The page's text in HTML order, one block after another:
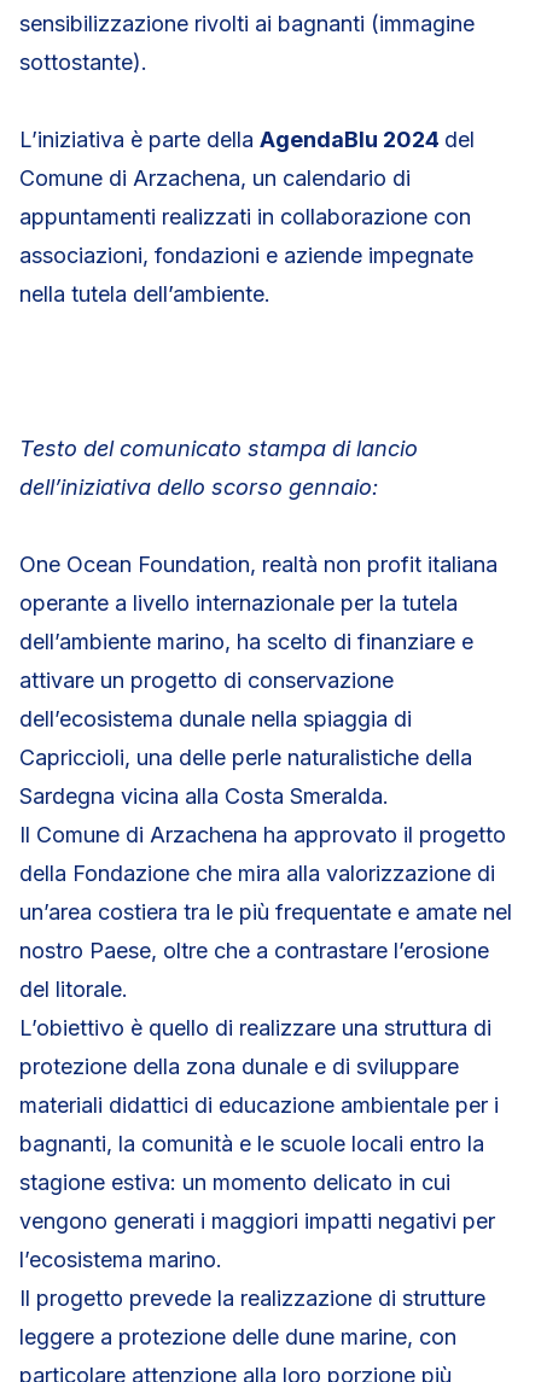
sensibilizzazione rivolti ai bagnanti (immagine
sottostante).
L’iniziativa è parte della AgendaBlu 2024 del
Comune di Arzachena, un calendario di
appuntamenti realizzati in collaborazione con
associazioni, fondazioni e aziende impegnate
nella tutela dell’ambiente.
Testo del comunicato stampa di lancio
dell’iniziativa dello scorso gennaio:
One Ocean Foundation, realtà non profit italiana
operante a livello internazionale per la tutela
dell’ambiente marino, ha scelto di finanziare e
attivare un progetto di conservazione
dell’ecosistema dunale nella spiaggia di
Capriccioli, una delle perle naturalistiche della
Sardegna vicina alla Costa Smeralda.
Il Comune di Arzachena ha approvato il progetto
della Fondazione che mira alla valorizzazione di
un’area costiera tra le più frequentate e amate nel
nostro Paese, oltre che a contrastare l’erosione
del litorale.
L’obiettivo è quello di realizzare una struttura di
protezione della zona dunale e di sviluppare
materiali didattici di educazione ambientale per i
bagnanti, la comunità e le scuole locali entro la
stagione estiva: un momento delicato in cui
vengono generati i maggiori impatti negativi per
l’ecosistema marino.
Il progetto prevede la realizzazione di strutture
leggere a protezione delle dune marine, con
particolare attenzione alla loro porzione più